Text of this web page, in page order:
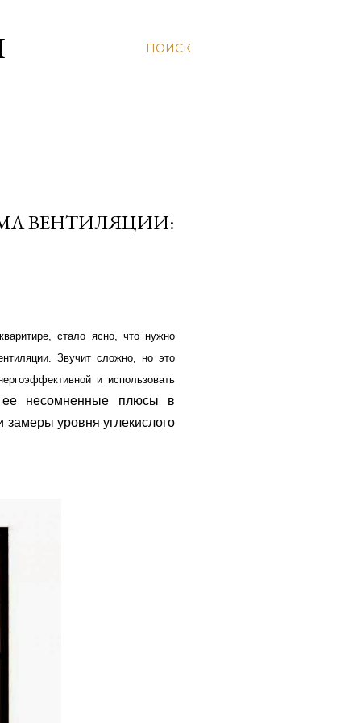
ПОИСК
ВЕНТИЛЯЦИИ:
стало ясно, что нужно
Звучит сложно, но это
и использовать
ее несомненные плюсы в
замеры уровня углекислого